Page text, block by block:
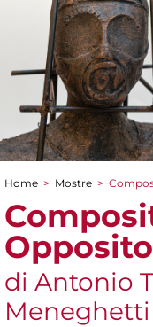
Tu sei qui
Home > Mostre >
di Antonio
Meneghetti